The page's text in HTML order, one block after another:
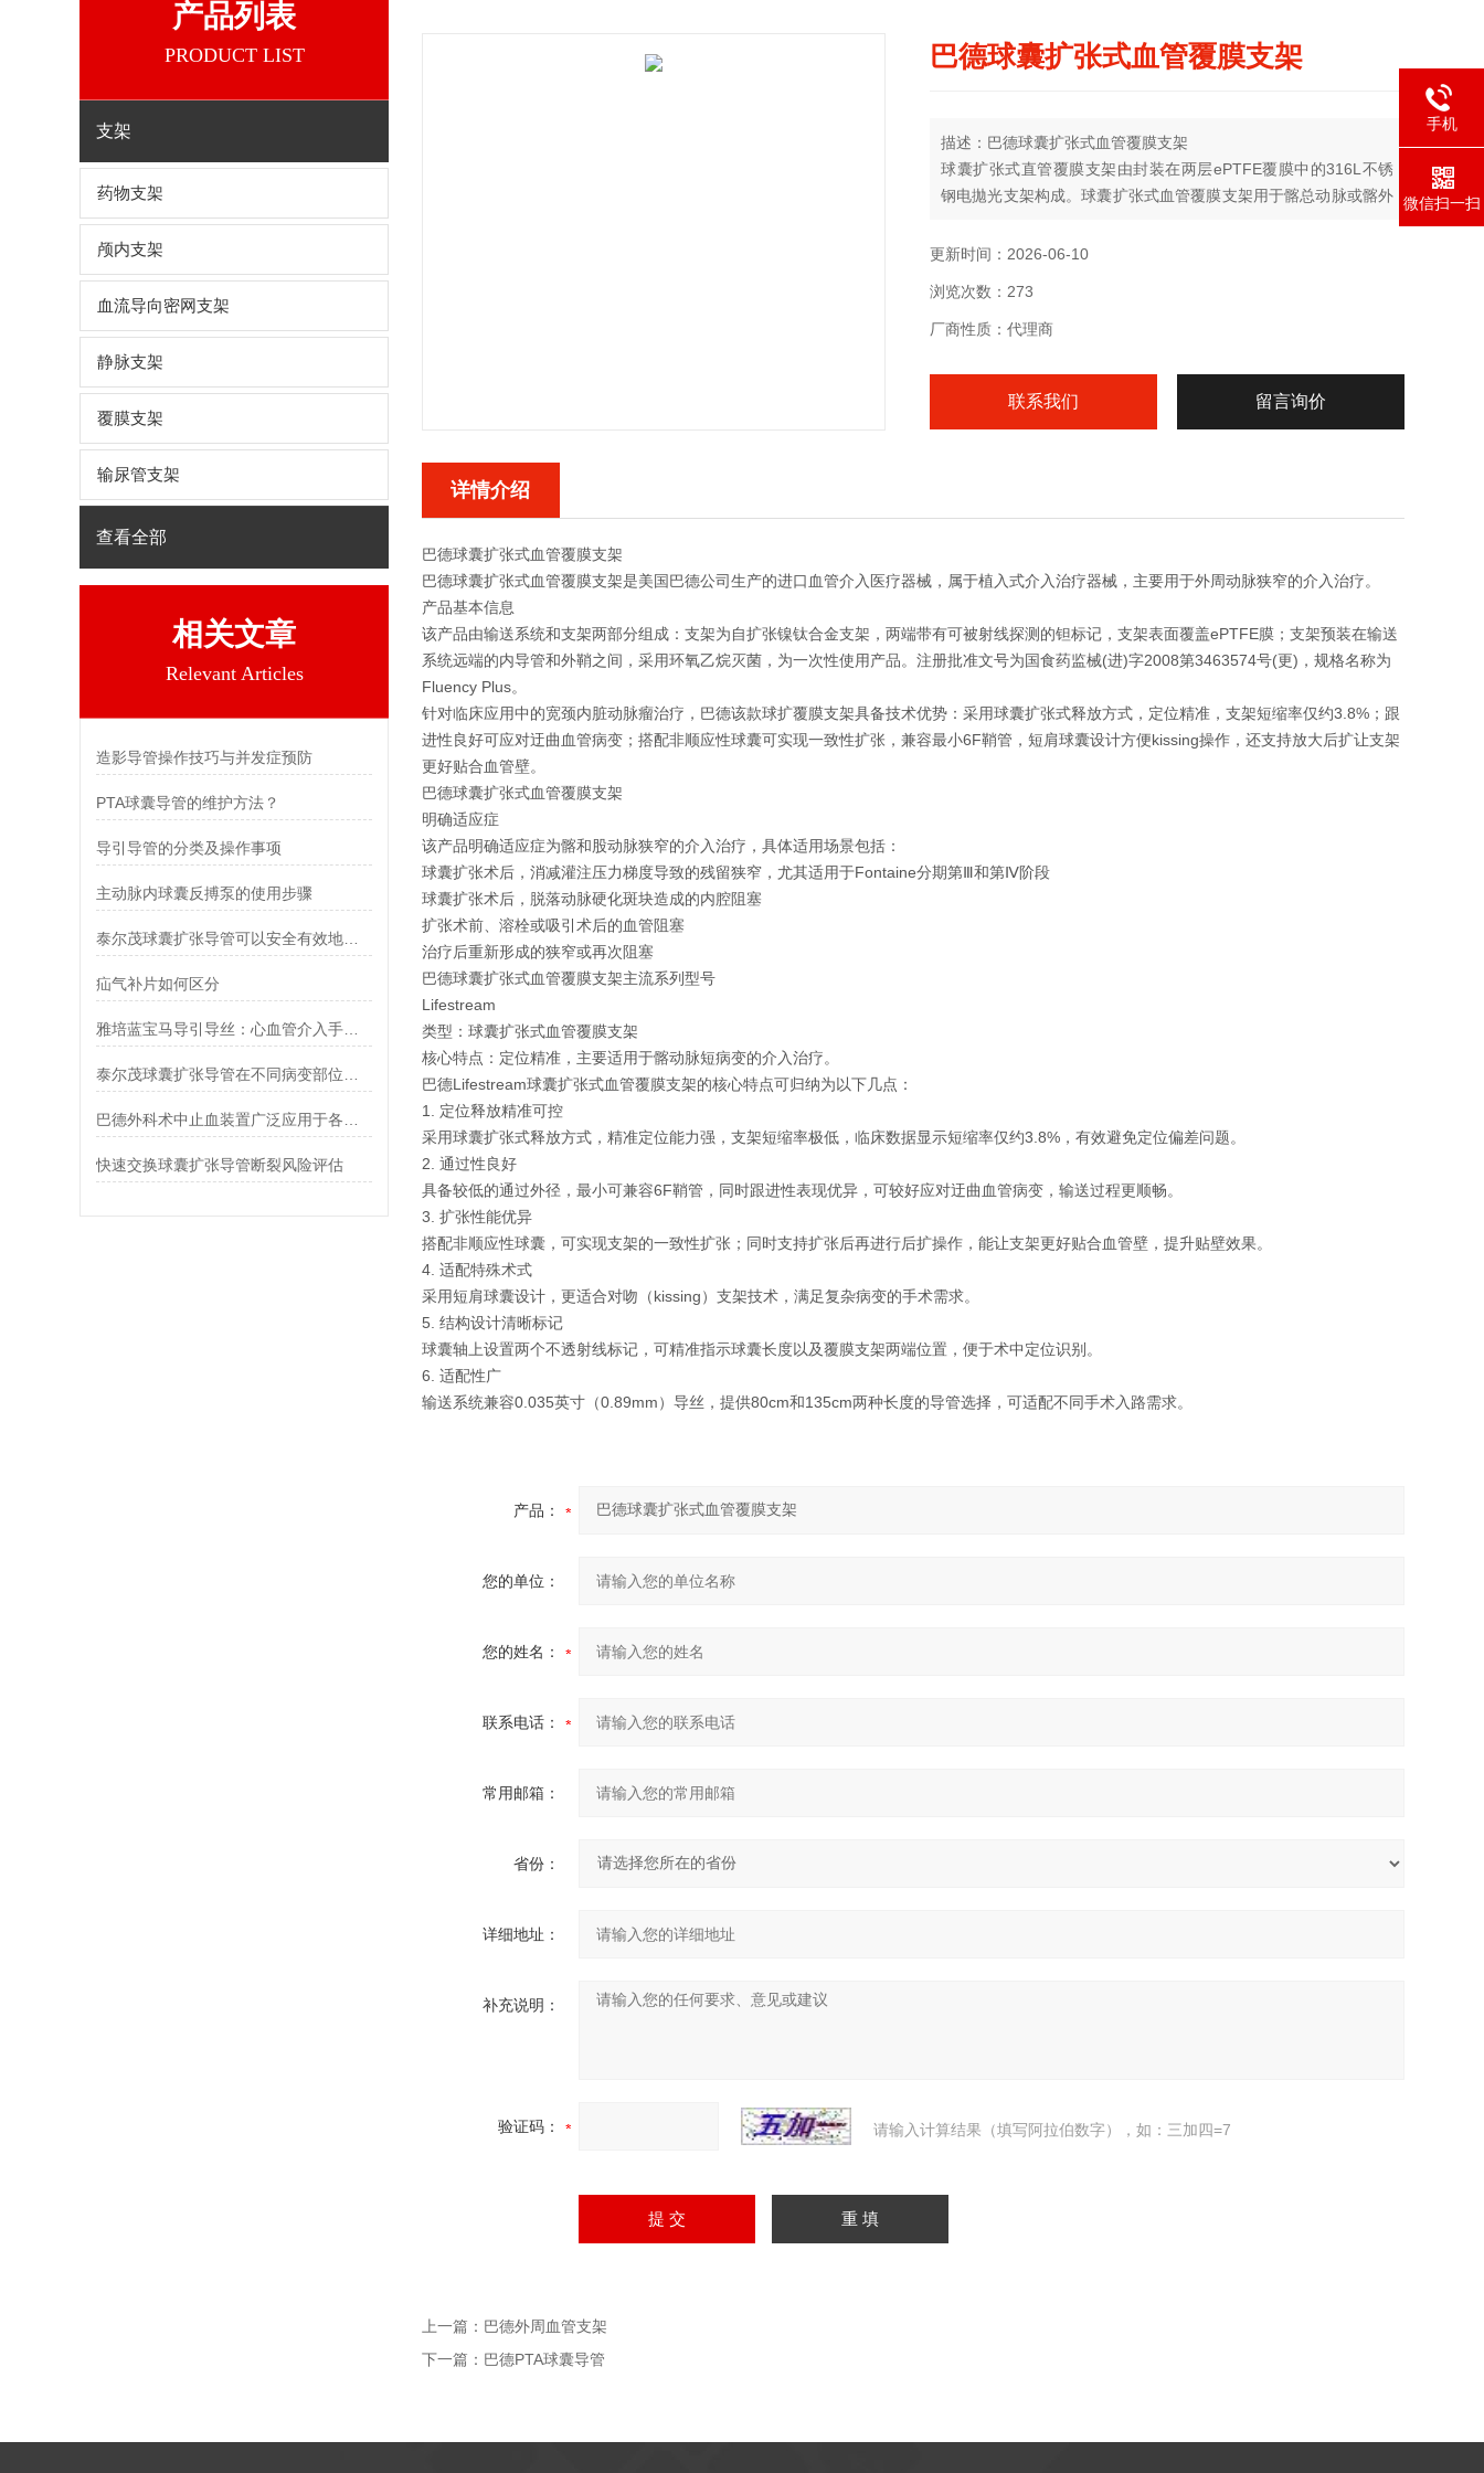
产品列表
PRODUCT LIST
支架
药物支架
颅内支架
血流导向密网支架
静脉支架
覆膜支架
输尿管支架
查看全部
相关文章
Relevant Articles
造影导管操作技巧与并发症预防
PTA球囊导管的维护方法？
导引导管的分类及操作事项
主动脉内球囊反搏泵的使用步骤
泰尔茂球囊扩张导管可以安全有效地扩张堵塞的血管和心脏
疝气补片如何区分
雅培蓝宝马导引导丝：心血管介入手术的通用开路核心器械
快速交换球囊扩张导管断裂风险评估
巴德球囊扩张式血管覆膜支架
描述：巴德球囊扩张式血管覆膜支架
球囊扩张式直管覆膜支架由封装在两层ePTFE覆膜中的316L不锈
钢电拋光支架构成。球囊扩张式血管覆膜支架用于髂总动脉或髂外
更新时间：2026-06-10
浏览次数：273
厂商性质：代理商
联系我们 留言询价
详情介绍
巴德球囊扩张式血管覆膜支架
巴德球囊扩张式血管覆膜支架‌是美国巴德公司生产的进口血管介入医疗器械，属于植入式介入治疗器械，主要用于外周动脉狭窄的介入治疗。
产品基本信息
该产品由输送系统和支架两部分组成：支架为‌自扩张镍钛合金支架‌，两端带有可被射线探测的钽标记，支架表面覆盖ePTFE膜；支架预装在输送
系统远端的内导管和外鞘之间，采用环氧乙烷灭菌，为一次性使用产品。注册批准文号为国食药监械(进)字2008第3463574号(更)，规格名称为
Fluency Plus。
针对临床应用中的宽颈内脏动脉瘤治疗，巴德该款球扩覆膜支架具备技术优势：采用球囊扩张式释放方式，定位精准，支架短缩率仅约3.8%；跟
进性良好可应对迂曲血管病变；搭配非顺应性球囊可实现一致性扩张，兼容最小6F鞘管，短肩球囊设计方便kissing操作，还支持放大后扩让支架
更好贴合血管壁。
巴德球囊扩张式血管覆膜支架
明确适应症
该产品明确适应症为‌髂和股动脉狭窄的介入治疗‌，具体适用场景包括：
球囊扩张术后，消减灌注压力梯度导致的残留狭窄，尤其适用于Fontaine分期第Ⅲ和第Ⅳ阶段
球囊扩张术后，脱落动脉硬化斑块造成的内腔阻塞
扩张术前、溶栓或吸引术后的血管阻塞
治疗后重新形成的狭窄或再次阻塞
巴德球囊扩张式血管覆膜支架‌主流系列型号
‌Lifestream‌
‌类型‌：球囊扩张式血管覆膜支架
‌核心特点‌：定位精准，主要适用于髂动脉短病变的介入治疗。
巴德Lifestream球囊扩张式血管覆膜支架的核心特点可归纳为以下几点：
1. 定位释放精准可控
采用球囊扩张式释放方式，精准定位能力强，支架短缩率极低，临床数据显示短缩率仅约3.8%，有效避免定位偏差问题。
2. 通过性良好
具备较低的通过外径，最小可兼容6F鞘管，同时跟进性表现优异，可较好应对迂曲血管病变，输送过程更顺畅。
3. 扩张性能优异
搭配非顺应性球囊，可实现支架的一致性扩张；同时支持扩张后再进行后扩操作，能让支架更好贴合血管壁，提升贴壁效果。
4. 适配特殊术式
采用短肩球囊设计，更适合对吻（kissing）支架技术，满足复杂病变的手术需求。
5. 结构设计清晰标记
球囊轴上设置两个不透射线标记，可精准指示球囊长度以及覆膜支架两端位置，便于术中定位识别。
6. 适配性广
输送系统兼容0.035英寸（0.89mm）导丝，提供80cm和135cm两种长度的导管选择，可适配不同手术入路需求。
产品：
您的单位：
您的姓名：
联系电话：
常用邮箱：
省份：
详细地址：
补充说明：
验证码： 请输入计算结果（填写阿拉伯数字），如：三加四=7
上一篇： 巴德外周血管支架
下一篇： 巴德PTA球囊导管
手机
微信扫一扫